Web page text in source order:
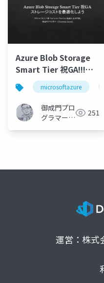
Azure Blob Storage
Smart Tier 祝GA!!!ス
トレージコストを最適
化しよう
microsoftazure
御成門プロ
グラマー
251
運営：株式